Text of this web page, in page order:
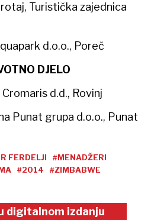
Turistička zajednica
d.o.o., Poreč
DJELO
d.d., Rovinj
Punat grupa d.o.o., Punat
FERDELJI
#MENADŽERI
#2014
#ZIMBABWE
digitalnom izdanju